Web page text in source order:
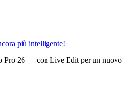
più intelligente!
Pro 26 — con Live Edit per un nuovo